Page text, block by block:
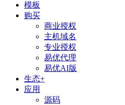
模板
购买
商业授权
主机域名
专业授权
易优代理
易优AI版
生态+
应用
源码